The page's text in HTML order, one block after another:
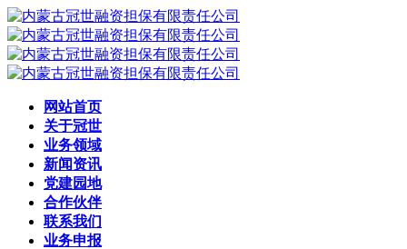
网站首页
关于冠世
业务领域
新闻资讯
党建园地
合作伙伴
联系我们
业务申报